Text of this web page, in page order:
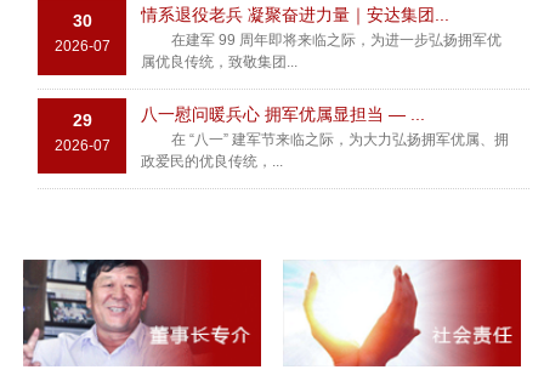
30
2026-07
情系退役老兵 凝聚奋进力量｜安达集团...
在建军 99 周年即将来临之际，为进一步弘扬拥军优
属优良传统，致敬集团...
29
2026-07
八一慰问暖兵心 拥军优属显担当 — ...
在 “八一” 建军节来临之际，为大力弘扬拥军优属、拥
政爱民的优良传统，...